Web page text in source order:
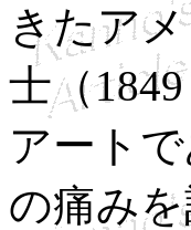
きたア
士（
アート
の痛み